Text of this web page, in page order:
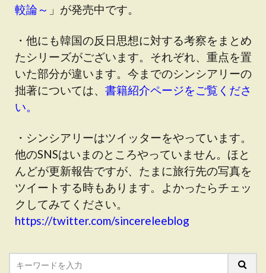
較論～ 」が発売中です。
・他にも韓国の反日思想に対する考察をまとめ
たシリーズがございます。それぞれ、重点を置
いた部分が違います。今までのシンシアリーの
拙著については、 書籍紹介ページをご覧くださ
い。
・シンシアリーはツイッターをやっています。
他のSNSはいまのところやっていません。ほと
んどが更新報告ですが、たまに旅行先の写真を
ツイートする時もあります。よかったらチェッ
クしてみてください。
https://twitter.com/sincereleeblog